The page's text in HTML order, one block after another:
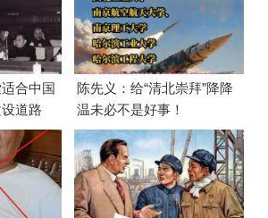
合中国
道路
陈先义：给“清北崇拜”降降
温未必不是好事！